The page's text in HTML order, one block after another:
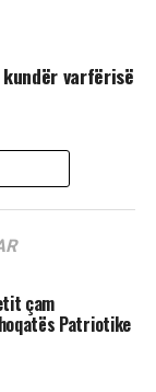
varfërisë
çam
Patriotike